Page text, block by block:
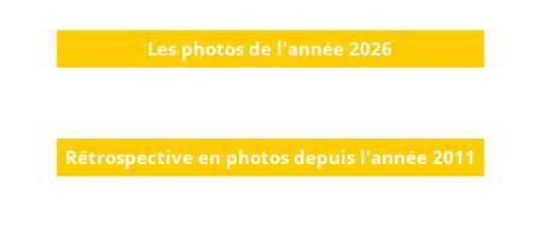
Les photos de l'année 2026
Rétrospective en photos depuis l'année 2011